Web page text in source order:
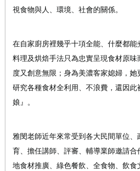
視食物與人、環境、社會的關係。
在自家廚房裡幾乎十項全能、什麼都能
料理及烘焙手法只為忠實呈現食材原味
度又創意無限；身為美濃客家媳婦，她
研究各種食材全利用、不浪費，還因此
娘』。
雅閔老師近年來常受到各大民間單位、
育、擔任講師、評審、輔導業師邀請合
地食材推廣、綠色餐飲、全食物、飲食